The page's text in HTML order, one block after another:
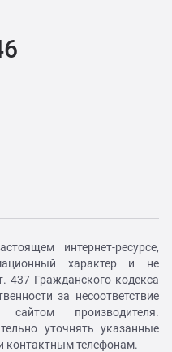
интернет-ресурсе,
характер и не
437 Гражданского кодекса
за несоответствие
производителя.
уточнять указанные
контактным телефонам.